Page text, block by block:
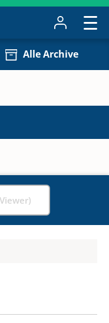
Alle Archive